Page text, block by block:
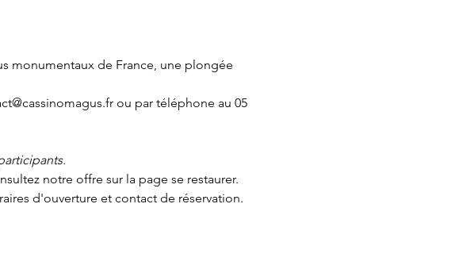
monumentaux de France, une plongée
ou par téléphone au 05
notre offre sur la page se restaurer.
d'ouverture et contact de réservation.